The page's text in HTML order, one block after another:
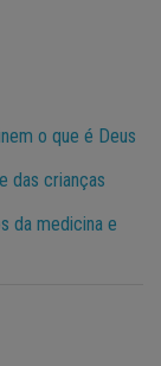
o que é Deus
das crianças
da medicina e